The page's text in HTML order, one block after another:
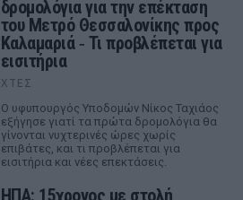
δρομολόγια για την επέκταση
του Μετρό Θεσσαλονίκης προς
Καλαμαριά ‑ Τι προβλέπεται για
εισιτήρια
ΧΤΕΣ
Ο υφυπουργός Υποδομών Νίκος Ταχιάος
εξήγησε γιατί τα πρώτα δρομολόγια θα
γίνονται νυχτερινές ώρες χωρίς
επιβάτες, και τι προβλέπεται για
εισιτήρια και νέες επεκτάσεις.
ΗΠΑ: 15χρονος με στολή